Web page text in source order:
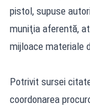
pistol, supuse
muniţia aferentă,
mijloace materiale
Potrivit sursei
coordonarea